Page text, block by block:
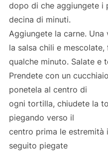
dopo di che aggiungete i
decina di minuti.
Aggiungete la carne.
la salsa chili e
qualche minuto. Salate e
Prendete con un
ponetela al centro di
ogni tortilla, chiudete la
piegando verso il
centro prima le
seguito piegate